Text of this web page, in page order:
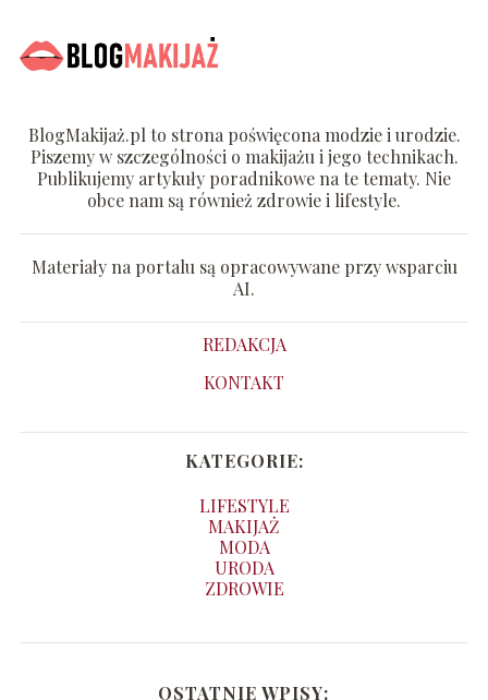
BlogMakijaż.pl to strona poświęcona modzie i urodzie.
Piszemy w szczególności o makijażu i jego technikach.
Publikujemy artykuły poradnikowe na te tematy. Nie
obce nam są również zdrowie i lifestyle.
Materiały na portalu są opracowywane przy wsparciu
AI.
REDAKCJA
KONTAKT
KATEGORIE:
LIFESTYLE
MAKIJAŻ
MODA
URODA
ZDROWIE
OSTATNIE WPISY: